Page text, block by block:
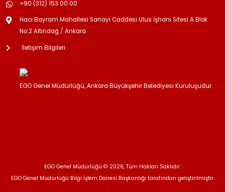
+90 (312) 153 00 00
Hacı Bayram Mahallesi Sanayi Caddesi Ulus İşhanı Sitesi A Blok
No:2 Altındağ / Ankara
İletişim Bilgileri
EGO Genel Müdürlüğü, Ankara Büyükşehir Belediyesi Kuruluşudur.
EGO Genel Müdürlüğü © 2026, Tüm Hakları Saklıdır.
EGO Genel Müdürlüğü Bilgi İşlem Dairesi Başkanlığı tarafından geliştirilmiştir.